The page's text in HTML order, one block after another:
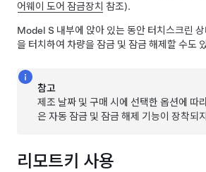
어웨이 도어 잠금장치 참조).
Model S 내부에 앉아 있는 동안 터치스크린
을 터치하여 차량을 잠금 및 잠금 해제할 수도
참고
제조 날짜 및 구매 시에 선택한 옵션에 따
은 자동 잠금 및 잠금 해제 기능이 장착되
리모트키 사용